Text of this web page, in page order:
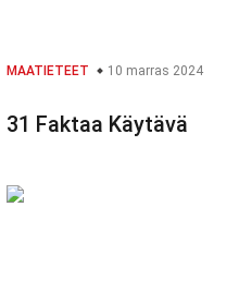
MAATIETEET 10 marras 2024
31 Faktaa Käytävä